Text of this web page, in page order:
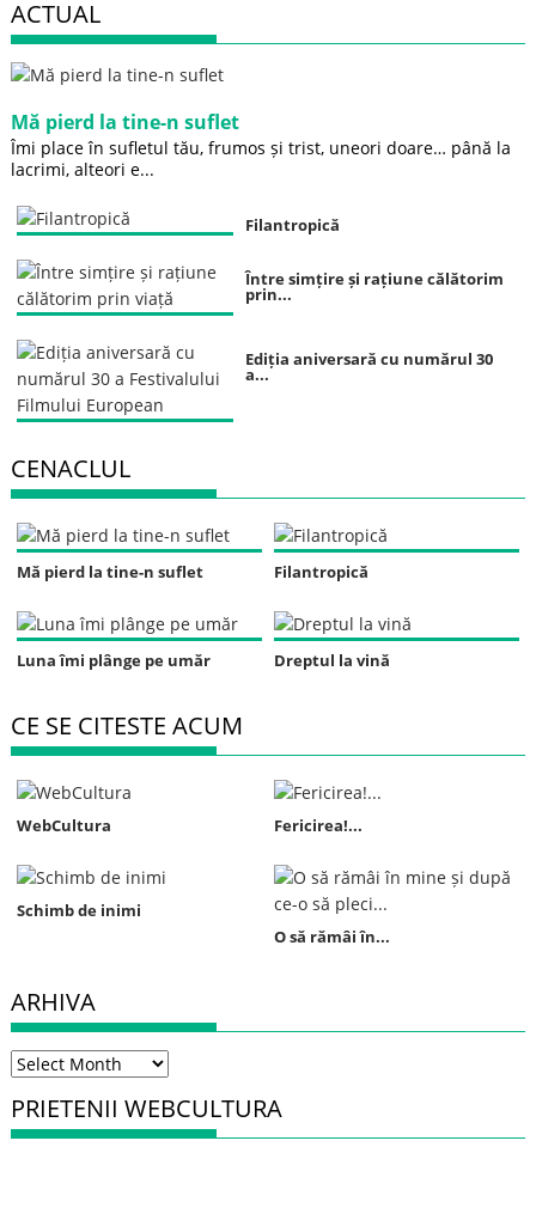
ACTUAL
Mă pierd la tine-n suflet
Îmi place în sufletul tău, frumos și trist, uneori doare… până la
lacrimi, alteori e...
Filantropică
Între simțire și rațiune călătorim
prin...
Ediția aniversară cu numărul 30
a...
CENACLUL
Mă pierd la tine-n suflet Filantropică
Luna îmi plânge pe umăr Dreptul la vină
CE SE CITESTE ACUM
WebCultura Fericirea!...
Schimb de inimi
O să rămâi în...
ARHIVA
Arhiva
PRIETENII WEBCULTURA